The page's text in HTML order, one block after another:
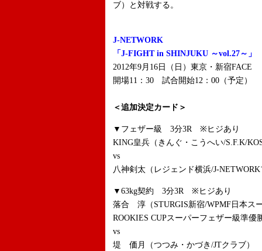
ブ）と対戦する。
J-NETWORK
「J-FIGHT in SHINJUKU ～vol.27～」
2012年9月16日（日）東京・新宿FACE
開場11：30 試合開始12：00（予定）
＜追加決定カード＞
▼フェザー級 3分3R ※ヒジあり
KING皇兵（きんぐ・こうへい/S.F.K/
vs
八神剣太（レジェンド横浜/J-
▼63kg契約 3分3R ※ヒジあり
落合 淳（STURGIS新宿/WPMF日本ス
ROOKIES CUPスーパーフェザー級準優
vs
堤 価月（つつみ・かづき/JTクラブ）